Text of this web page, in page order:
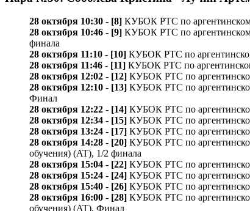
28 октября 10:30 - [8] КУБОК РТС по
28 октября 10:46 - [9] КУБОК РТС по
финала
28 октября 11:10 - [10] КУБОК РТС по
28 октября 11:46 - [11] КУБОК РТС по
28 октября 12:02 - [12] КУБОК РТС по
28 октября 12:10 - [13] КУБОК РТС по
Финал
28 октября 12:22 - [14] КУБОК РТС по
28 октября 12:34 - [15] КУБОК РТС по
28 октября 13:24 - [17] КУБОК РТС по
28 октября 14:28 - [20] КУБОК РТС по
обучения) (AT), 1/2 финала
28 октября 15:04 - [22] КУБОК РТС по
28 октября 15:24 - [24] КУБОК РТС по
28 октября 15:40 - [26] КУБОК РТС по
28 октября 16:00 - [28] КУБОК РТС по
обучения) (AT), Финал